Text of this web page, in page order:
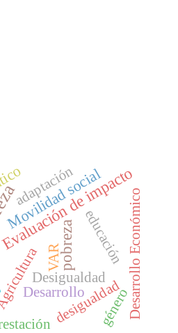
pobrezade impacto
Movilidad social
Desigualdad
educación
desigualdad
Desarrollo
VAR
género
adaptación
Desarrollo Económico